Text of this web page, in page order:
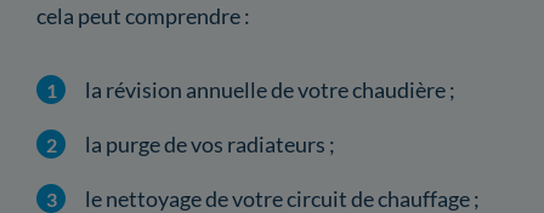
cela peut comprendre :
la révision annuelle de votre chaudière ;
la purge de vos radiateurs ;
le nettoyage de votre circuit de chauffage ;